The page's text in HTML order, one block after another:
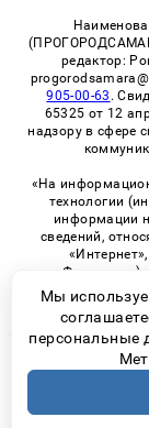
редактор:
905-00-63 .
65325 от 12
надзору в сфере
«На
технологии
информации
сведений,
технологий в
© 2026
Мы
персональные